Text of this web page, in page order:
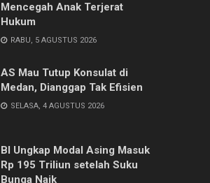
Mencegah Anak Terjerat
Hukum
RABU, 5 AGUSTUS 2026
AS Mau Tutup Konsulat di
Medan, Dianggap Tak Efisien
SELASA, 4 AGUSTUS 2026
BI Ungkap Modal Asing Masuk
Rp 195 Triliun setelah Suku
Bunga Naik